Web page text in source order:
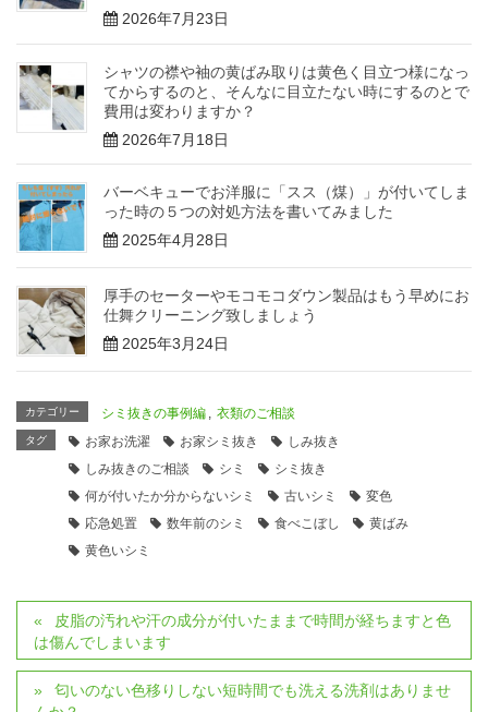
2026年7月23日
シャツの襟や袖の黄ばみ取りは黄色く目立つ様になっ
てからするのと、そんなに目立たない時にするのとで
費用は変わりますか？
2026年7月18日
バーベキューでお洋服に「スス（煤）」が付いてしま
った時の５つの対処方法を書いてみました
2025年4月28日
厚手のセーターやモコモコダウン製品はもう早めにお
仕舞クリーニング致しましょう
2025年3月24日
カテゴリー シミ抜きの事例編 , 衣類のご相談
タグ お家お洗濯 お家シミ抜き
しみ抜き
しみ抜きのご相談
シミ
シミ抜き
何が付いたか分からないシミ
古いシミ
変色
応急処置
数年前のシミ 食べこぼし
黄ばみ
黄色いシミ
皮脂の汚れや汗の成分が付いたままで時間が経ちますと色
は傷んでしまいます
匂いのない色移りしない短時間でも洗える洗剤はありませ